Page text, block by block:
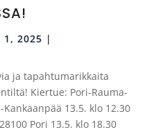
2025 |
ja tapahtumarikkaita
Kiertue: Pori-Rauma-
13.5. klo 12.30
Pori 13.5. klo 18.30